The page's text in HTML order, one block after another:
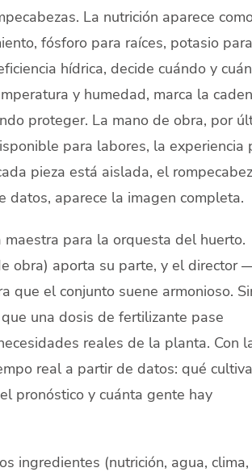
La nutrición aparece
fósforo para raíces, potasio para
hídrica, decide cuándo y
y humedad, marca la
proteger. La mano de obra, por
para labores, la experiencia
pieza está aislada, el
datos, aparece la imagen completa.
para la orquesta del huerto.
obra) aporta su parte, y el director
el conjunto suene armonioso.
una dosis de fertilizante pase
reales de la planta. Con
real a partir de datos: qué cultiva
pronóstico y cuánta gente hay
ingredientes (nutrición, agua, clima,